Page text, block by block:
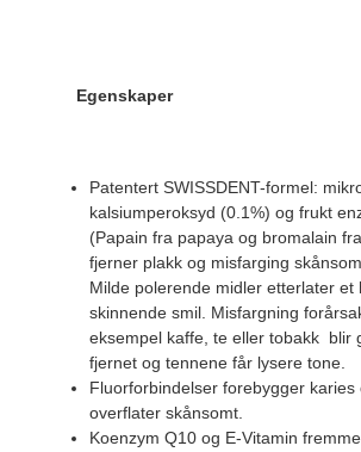
Egenskaper
Patentert SWISSDENT-formel:
kalsiumperoksyd (0.1%) og frukt
(Papain fra papaya og bromalain
fjerner plakk og misfarging
Milde polerende midler etterlater et
skinnende smil. Misfargning
eksempel kaffe, te eller tobakk blir
fjernet og tennene får lysere tone.
Fluorforbindelser forebygger karies
overflater skånsomt.
Koenzym Q10 og E-Vitamin